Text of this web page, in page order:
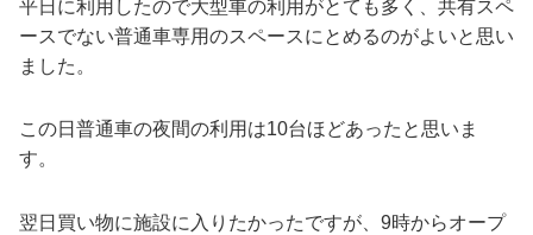
平日に利用したので大型車の利用がとても多く、共有スペ
ースでない普通車専用のスペースにとめるのがよいと思い
ました。
この日普通車の夜間の利用は10台ほどあったと思いま
す。
翌日買い物に施設に入りたかったですが、9時からオープ